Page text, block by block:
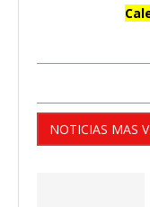
NOTICIAS MAS